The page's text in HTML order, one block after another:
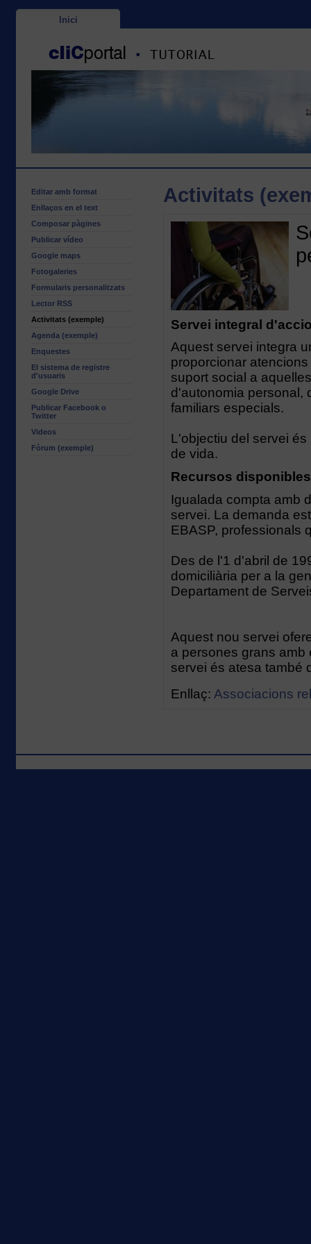
Inici
Editar amb format
Enllaços en el text
Composar pàgines
Publicar vídeo
Google maps
Fotogaleries
Formularis personalitzats
Lector RSS
Activitats (exemple)
Agenda (exemple)
Enquestes
El sistema de registre
d'usuaris
Google Drive
Publicar Facebook o
Twitter
Videos
Fòrum (exemple)
Activitats
Servei integral
Aquest servei integra
proporcionar
suport social a
d'autonomia personal,
familiars especials.
L'objectiu del servei
de vida.
Recursos disponibles
Igualada compta amb
servei. La demanda
EBASP, professionals
Des de l'1 d'abril de
domiciliària per a la
Departament de
Aquest nou servei
a persones grans
servei és atesa també
Enllaç: Associacions